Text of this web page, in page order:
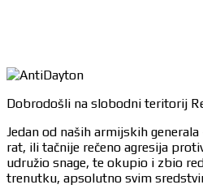
Dobrodošli na slobodni teritorij
Jedan od naših armijskih
rat, ili tačnije rečeno agresija
udružio snage, te okupio i zbio
trenutku, apsolutno svim